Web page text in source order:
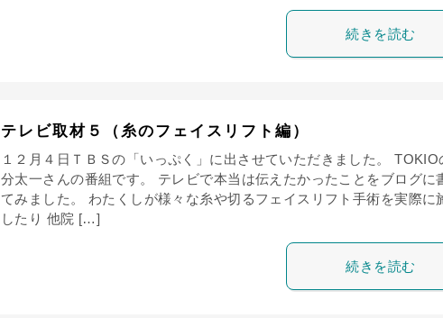
続きを読む
テレビ取材５（糸のフェイスリフト編）
１２月４日ＴＢＳの「いっぷく」に出させていただきました。 TOKIO
分太一さんの番組です。 テレビで本当は伝えたかったことをブログに
てみました。 わたくしが様々な糸や切るフェイスリフト手術を実際に
したり 他院 […]
続きを読む